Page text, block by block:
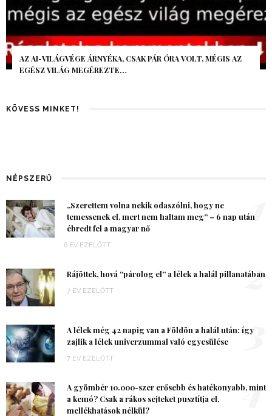
AZ AI-VILÁGVÉGE ÁRNYÉKA, CSAK PÁR ÓRA VOLT, MÉGIS AZ
EGÉSZ VILÁG MEGÉREZTE…
KÖVESS MINKET!
NÉPSZERŰ
„Szerettem volna nekik odaszólni, hogy ne
temessenek el, mert nem haltam meg” – 6 nap után
ébredt fel a magyar nő
6 ÉV EZELŐTT
1
Rájöttek, hová “párolog el” a lélek a halál pillanatában
7 ÉV EZELŐTT 2
A lélek még 42 napig van a Földön a halál után: így
zajlik a lélek univerzummal való egyesülése
7 ÉV EZELŐTT
3
A gyömbér 10.000-szer erősebb és hatékonyabb, mint
a kemó? Csak a rákos sejteket pusztítja el,
mellékhatások nélkül?
4